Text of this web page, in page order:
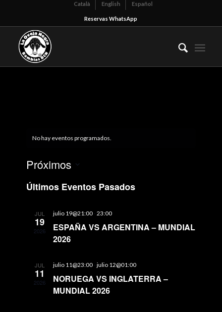
Català English Español
Reservas WhatsApp
No hay eventos programados.
Próximos
la
Últimos Eventos Pasados
JUL
19
2026
julio 19@21:00 -23:00
ESPAÑA VS ARGENTINA – MUNDIAL
2026
JUL
11
2026
julio 11@23:00 -julio 12@01:00
NORUEGA VS INGLATERRA –
MUNDIAL 2026